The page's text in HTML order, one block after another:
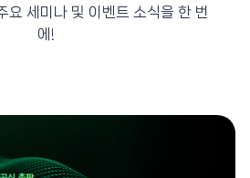
요 세미나 및 이벤트 소식을 한 번
에!